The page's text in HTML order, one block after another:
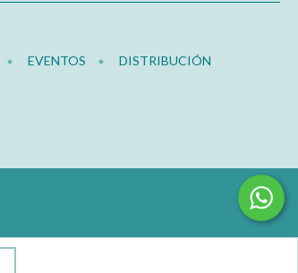
EVENTOS
DISTRIBUCIÓN